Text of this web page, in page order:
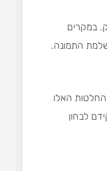
במקרים
התמונה.
האלו
לבחון